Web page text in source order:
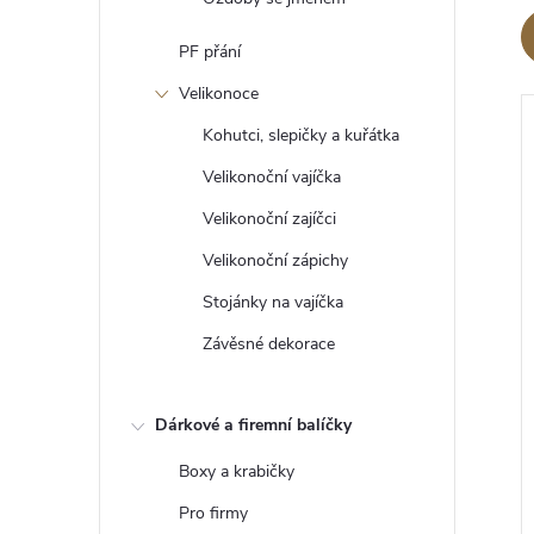
PF přání
Velikonoce
Kohutci, slepičky a kuřátka
Velikonoční vajíčka
Velikonoční zajíčci
Velikonoční zápichy
Stojánky na vajíčka
Závěsné dekorace
Dárkové a firemní balíčky
Boxy a krabičky
Pro firmy